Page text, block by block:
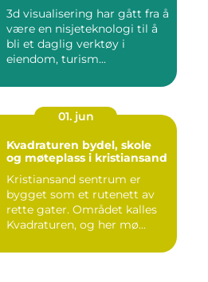
3d visualisering har gått fra å
være en nisjeteknologi til å
bli et daglig verktøy i
eiendom, turism...
01. jun
Kvadraturen bydel, skole
og møteplass i kristiansand
Kristiansand sentrum er
bygget som et rutenett av
rette gater. Området kalles
Kvadraturen, og her mø...